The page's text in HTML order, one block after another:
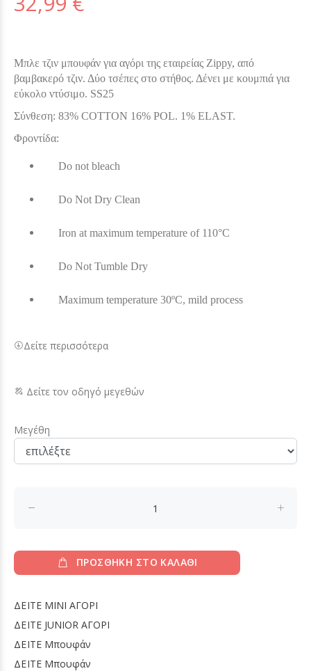
Μπλε τζιν μπουφάν για αγόρι της εταιρείας Ζippy, από
βαμβακερό τζιν. Δύο τσέπες στο στήθος. Δένει με κουμπιά για
εύκολο ντύσιμο. SS25
Σύνθεση: 83% COTTON 16% POL. 1% ELAST.
Φροντίδα:
Do not bleach
Do Not Dry Clean
Iron at maximum temperature of 110°C
Do Not Tumble Dry
Maximum temperature 30ºC, mild process
Δείτε περισσότερα
Δείτε τον οδηγό μεγεθών
Μεγέθη
ΠΡΟΣΘΗΚΗ ΣΤΟ ΚΑΛΑΘΙ
ΔΕΙΤΕ MINI ΑΓΟΡΙ
ΔΕΙΤΕ JUNIOR ΑΓΟΡΙ
ΔΕΙΤΕ Μπουφάν
ΔΕΙΤΕ Μπουφάν